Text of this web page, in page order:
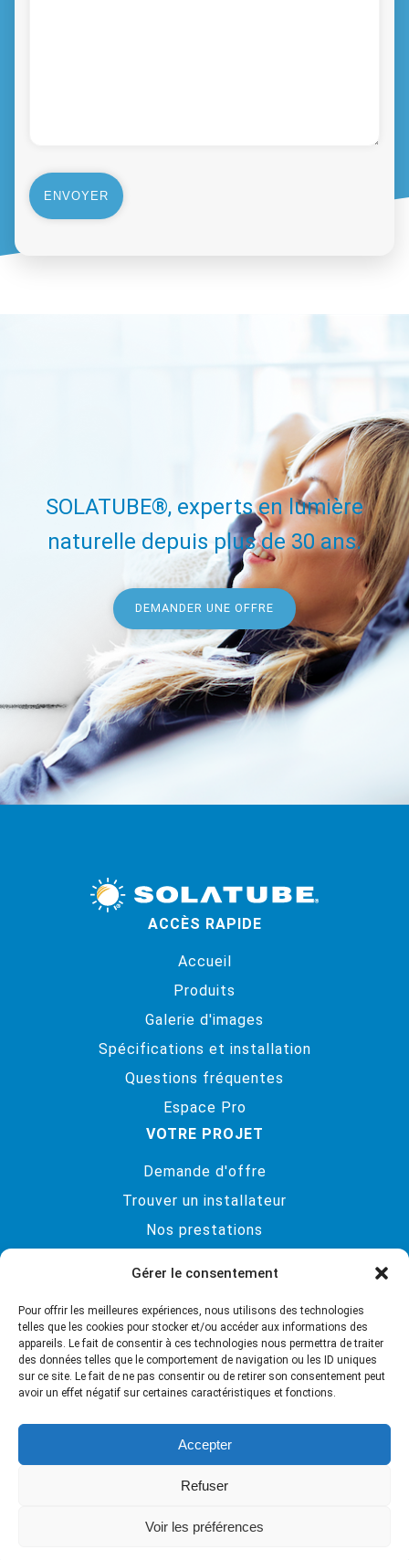
Gérer le consentement
Pour offrir les meilleures expériences, nous utilisons des technologies
telles que les cookies pour stocker et/ou accéder aux informations des
appareils. Le fait de consentir à ces technologies nous permettra de traiter
des données telles que le comportement de navigation ou les ID uniques
sur ce site. Le fait de ne pas consentir ou de retirer son consentement peut
avoir un effet négatif sur certaines caractéristiques et fonctions.
Accepter
Refuser
Voir les préférences
SOLATUBE®, experts en lumière
naturelle depuis plus de 30 ans.
DEMANDER UNE OFFRE
ACCÈS RAPIDE
Accueil
Produits
Galerie d'images
Spécifications et installation
Questions fréquentes
Espace Pro
VOTRE PROJET
Demande d'offre
Trouver un installateur
Nos prestations
Bois et Lumière SA
Chemin de La Scie 1
1405 Pomy
info@solatube.ch